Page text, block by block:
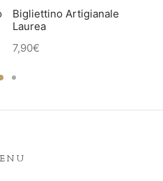
Bigliettino Artigianale
Laurea
7,90€